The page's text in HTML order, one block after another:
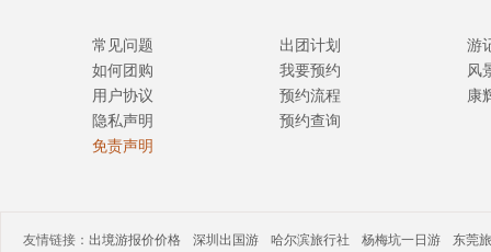
常见问题
如何团购
用户协议
隐私声明
免责声明
出团计划
我要预约
预约流程
预约查询
游
风
康
友情链接： 出境游报价价格 深圳出国游 哈尔滨旅行社 杨梅坑一日游 东莞